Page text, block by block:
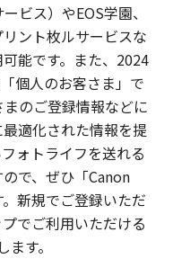
ビス）やEOS学園、
ント枚ルサービスな
能です。また、2024
個人のお客さま」で
のご登録情報などに
適化された情報を提
ォトライフを送れる
で、ぜひ「Canon
新規でご登録いただ
でご利用いただける
す。